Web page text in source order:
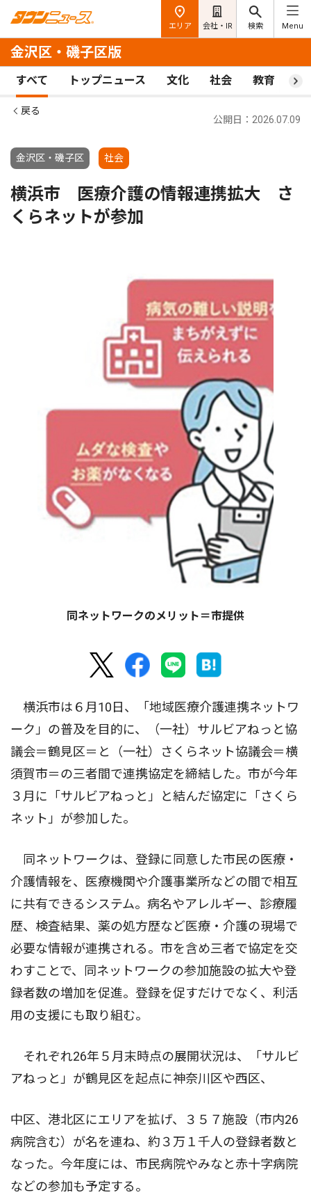
エリア 会社・IR 検索 Menu
金沢区・磯子区版
すべて トップニュース 文化 社会 教育 ス
戻る
金沢区・磯子区 社会
公開日：2026.07.09
横浜市 医療介護の情報連携拡大 さ
くらネットが参加
同ネットワークのメリット＝市提供
横浜市は６月10日、「地域医療介護連携ネットワ
ーク」の普及を目的に、（一社）サルビアねっと協
議会＝鶴見区＝と（一社）さくらネット協議会＝横
須賀市＝の三者間で連携協定を締結した。市が今年
３月に「サルビアねっと」と結んだ協定に「さくら
ネット」が参加した。
同ネットワークは、登録に同意した市民の医療・
介護情報を、医療機関や介護事業所などの間で相互
に共有できるシステム。病名やアレルギー、診療履
歴、検査結果、薬の処方歴など医療・介護の現場で
必要な情報が連携される。市を含め三者で協定を交
わすことで、同ネットワークの参加施設の拡大や登
録者数の増加を促進。登録を促すだけでなく、利活
用の支援にも取り組む。
それぞれ26年５月末時点の展開状況は、「サルビ
アねっと」が鶴見区を起点に神奈川区や西区、
中区、港北区にエリアを拡げ、３５７施設（市内26
病院含む）が名を連ね、約３万１千人の登録者数と
なった。今年度には、市民病院やみなと赤十字病院
などの参加も予定する。